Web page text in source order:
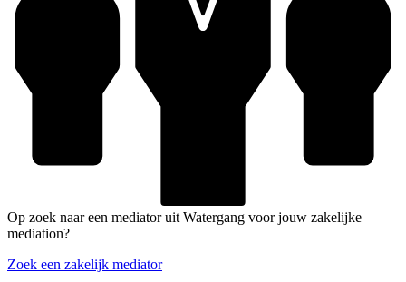
Op zoek naar een mediator uit Watergang voor jouw zakelijke
mediation?
Zoek een zakelijk mediator